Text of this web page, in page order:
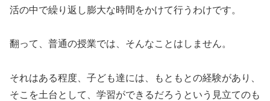
活の中で繰り返し膨大な時間をかけて行うわけです。
翻って、普通の授業では、そんなことはしません。
それはある程度、子ども達には、もともとの経験があり、
そこを土台として、学習ができるだろうという見立てのも